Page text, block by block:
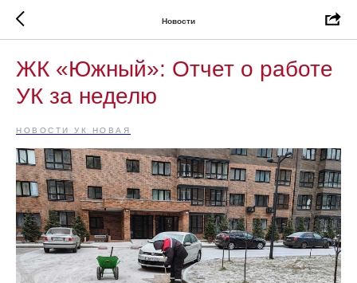
Новости
ЖК «Южный»: Отчет о работе
УК за неделю
НОВОСТИ УК НОВАЯ